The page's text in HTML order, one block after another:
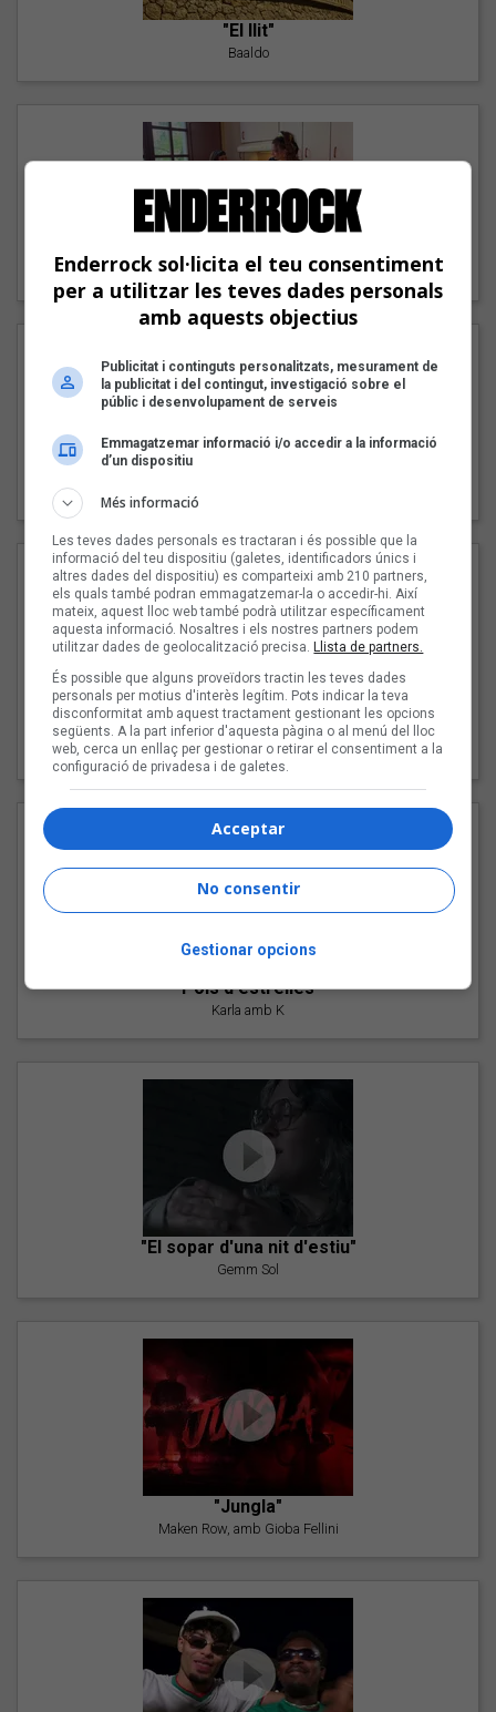
"El llit"
Baaldo
Carmen y María
"Les cabres"
94 Rules amb Compte
"Pols d'estrelles"
Karla amb K
"El sopar d'una nit d'estiu"
Gemm Sol
"Jungla"
Maken Row, amb Gioba Fellini
Enderrock sol·licita el teu consentiment
per a utilitzar les teves dades personals
amb aquests objectius
Publicitat i continguts personalitzats, mesurament de
la publicitat i del contingut, investigació sobre el
públic i desenvolupament de serveis
Emmagatzemar informació i/o accedir a la informació
d’un dispositiu
Més informació
Les teves dades personals es tractaran i és possible que la
informació del teu dispositiu (galetes, identificadors únics i
altres dades del dispositiu) es comparteixi amb 210 partners,
els quals també podran emmagatzemar-la o accedir-hi. Així
mateix, aquest lloc web també podrà utilitzar específicament
aquesta informació. Nosaltres i els nostres partners podem
utilitzar dades de geolocalització precisa. Llista de partners.
És possible que alguns proveïdors tractin les teves dades
personals per motius d'interès legítim. Pots indicar la teva
disconformitat amb aquest tractament gestionant les opcions
següents. A la part inferior d'aquesta pàgina o al menú del lloc
web, cerca un enllaç per gestionar o retirar el consentiment a la
configuració de privadesa i de galetes.
Acceptar
No consentir
Gestionar opcions